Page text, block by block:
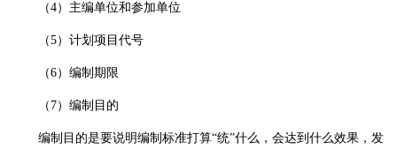
（4）主编单位和参加单位
（5）计划项目代号
（6）编制期限
（7）编制目的
编制目的是要说明编制标准打算“统”什么，会达到什么效果，发